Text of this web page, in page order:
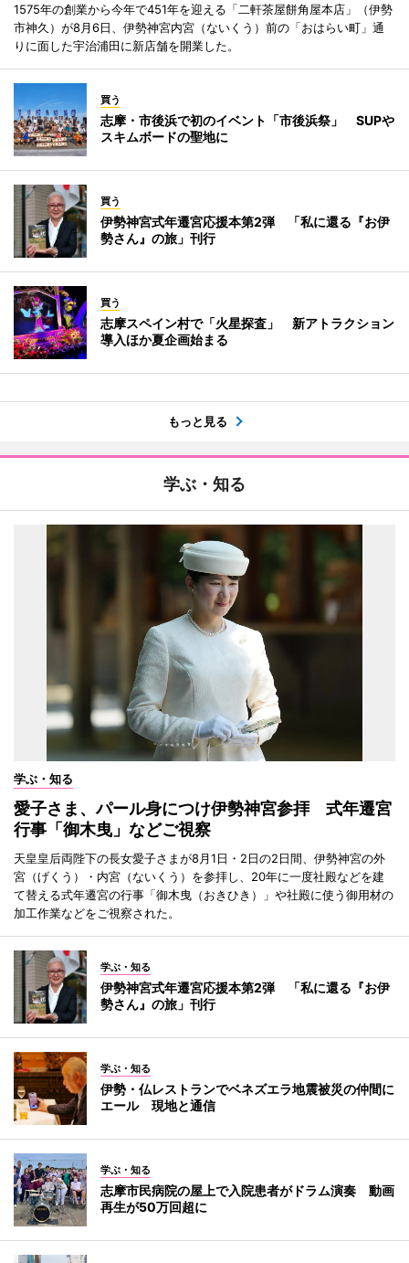
1575年の創業から今年で451年を迎える「二軒茶屋餅角屋本店」（伊勢
市神久）が8月6日、伊勢神宮内宮（ないくう）前の「おはらい町」通
りに面した宇治浦田に新店舗を開業した。
買う
志摩・市後浜で初のイベント「市後浜祭」 SUPや
スキムボードの聖地に
買う
伊勢神宮式年遷宮応援本第2弾 「私に還る『お伊
勢さん』の旅」刊行
買う
志摩スペイン村で「火星探査」 新アトラクション
導入ほか夏企画始まる
もっと見る
学ぶ・知る
学ぶ・知る
愛子さま、パール身につけ伊勢神宮参拝 式年遷宮
行事「御木曳」などご視察
天皇皇后両陛下の長女愛子さまが8月1日・2日の2日間、伊勢神宮の外
宮（げくう）・内宮（ないくう）を参拝し、20年に一度社殿などを建
て替える式年遷宮の行事「御木曳（おきひき）」や社殿に使う御用材の
加工作業などをご視察された。
学ぶ・知る
伊勢神宮式年遷宮応援本第2弾 「私に還る『お伊
勢さん』の旅」刊行
学ぶ・知る
伊勢・仏レストランでベネズエラ地震被災の仲間に
エール 現地と通信
学ぶ・知る
志摩市民病院の屋上で入院患者がドラム演奏 動画
再生が50万回超に